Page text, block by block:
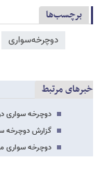
برچسب‌ها
دوچرخه‌سواری
خبرهای مرتبط
دوچرخه سواری
گزارش دوچرخه سواری
دوچرخه سواری